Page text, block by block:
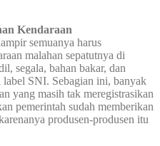
Kendaraan
semuanya harus
malahan sepatutnya di
segala, bahan bakar, dan
SNI. Sebagian ini, banyak
yang masih tak meregistrasikan
pemerintah sudah memberikan
produsen-produsen itu